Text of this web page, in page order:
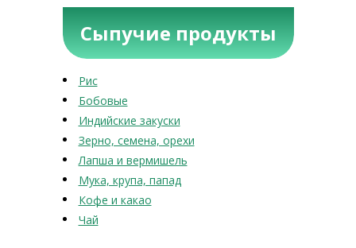
Сыпучие продукты
Рис
Бобовые
Индийские закуски
Зерно, семена, орехи
Лапша и вермишель
Мука, крупа, папад
Кофе и какао
Чай